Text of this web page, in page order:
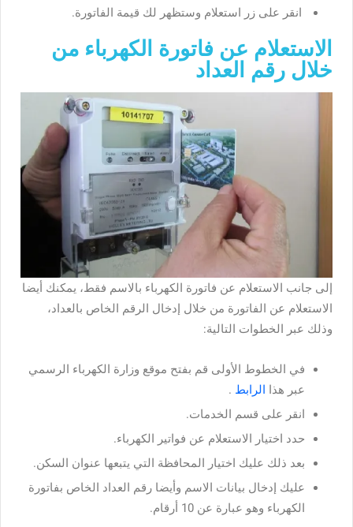
انقر على زر استعلام وستظهر لك قيمة الفاتورة.
الاستعلام عن فاتورة الكهرباء من
خلال رقم العداد
إلى جانب الاستعلام عن فاتورة الكهرباء بالاسم فقط، يمكنك أيضا
الاستعلام عن الفاتورة من خلال إدخال الرقم الخاص بالعداد،
وذلك عبر الخطوات التالية:
في الخطوط الأولى قم بفتح موقع وزارة الكهرباء الرسمي
عبر هذا الرابط .
انقر على قسم الخدمات.
حدد اختيار الاستعلام عن فواتير الكهرباء.
بعد ذلك عليك اختيار المحافظة التي يتبعها عنوان السكن.
عليك إدخال بيانات الاسم وأيضا رقم العداد الخاص بفاتورة
الكهرباء وهو عبارة عن 10 أرقام.